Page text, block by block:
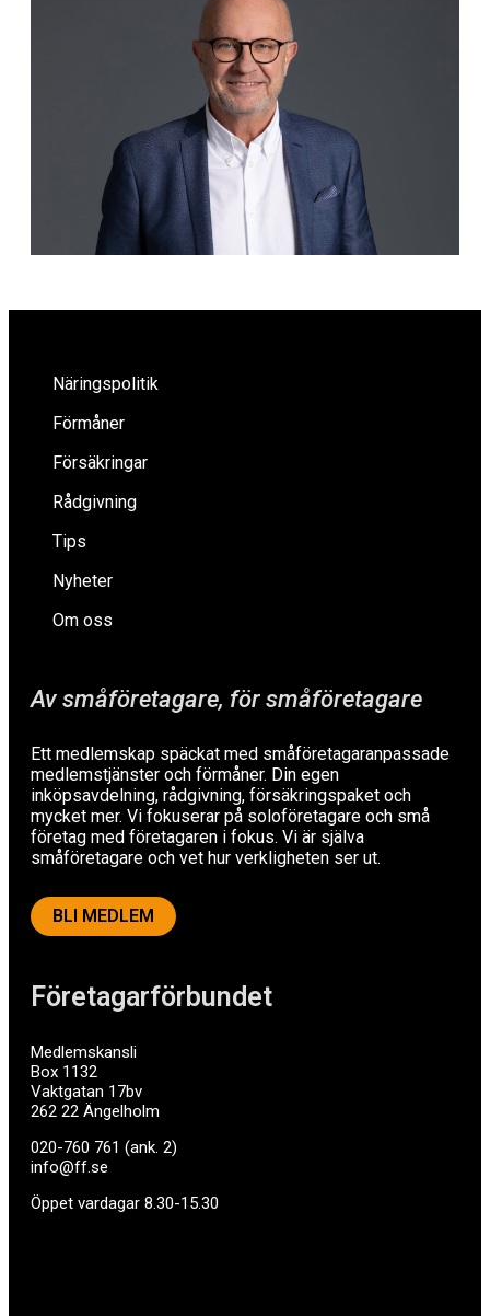
Företagarförbundet
Medlemskansli
Box 1132
Vaktgatan 17bv
262 22 Ängelholm
020-760 761 (ank. 2)
info@ff.se
Öppet vardagar 8.30-15.30
Av småföretagare, för småföretagare
Ett medlemskap späckat med småföretagaranpassade
medlemstjänster och förmåner. Din egen
inköpsavdelning, rådgivning, försäkringspaket och
mycket mer. Vi fokuserar på soloföretagare och små
företag med företagaren i fokus. Vi är själva
småföretagare och vet hur verkligheten ser ut.
BLI MEDLEM
Näringspolitik
Förmåner
Försäkringar
Rådgivning
Tips
Nyheter
Om oss